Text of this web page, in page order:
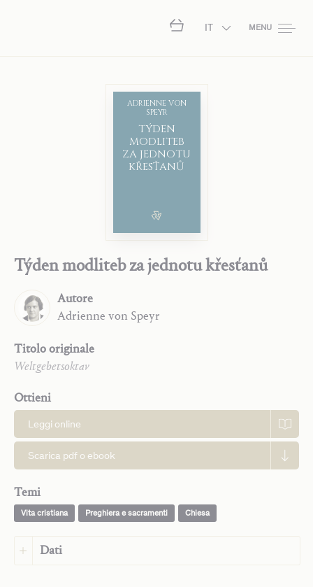
IT MENU
TÝDEN
MODLITEB
ZA JEDNOTU
KŘESŤANŮ
ADRIENNE VON
SPEYR
Týden modliteb za jednotu křesťanů
Autore
Adrienne von Speyr
Titolo originale
Weltgebetsoktav
Ottieni
Leggi online
Scarica pdf o ebook
Temi
Vita cristiana Preghiera e sacramenti Chiesa
Dati